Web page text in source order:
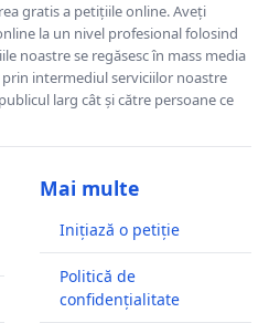
gratis a petițiile online. Aveți
la un nivel profesional folosind
noastre se regăsesc în mass media
intermediul serviciilor noastre
larg cât și către persoane ce
Mai multe
Inițiază o petiție
Politică de
confidențialitate